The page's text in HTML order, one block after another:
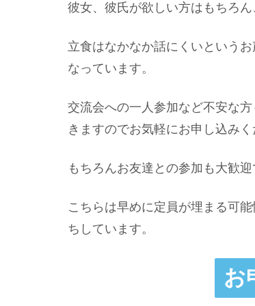
彼女、彼氏が欲しい方はもちろ
立食はなかなか話にくいという
なっています。
交流会への一人参加など不安な
きますのでお気軽にお申し込みく
もちろんお友達との参加も大歓迎
こちらは早めに定員が埋まる可
ちしています。
お